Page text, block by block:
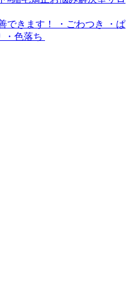
できます！ ・ごわつき ・ぱ
色落ち